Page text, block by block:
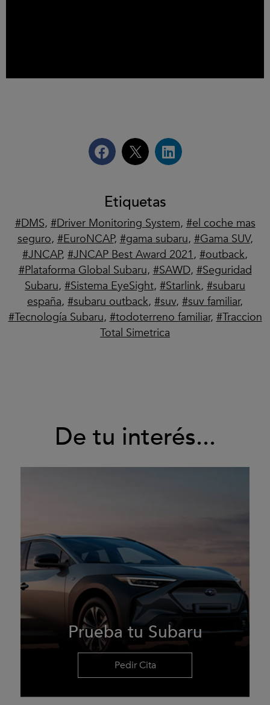
Etiquetas
DMS, Driver Monitoring System, el coche mas
seguro, EuroNCAP, gama subaru, Gama SUV,
JNCAP, JNCAP Best Award 2021, outback,
Plataforma Global Subaru, SAWD, Seguridad
Subaru, Sistema EyeSight, Starlink,
subaru
españa, subaru outback, suv, suv familiar,
Tecnología Subaru, todoterreno familiar, Traccion
Total Simetrica
De tu interés...
Prueba tu Subaru
Pedir Cita